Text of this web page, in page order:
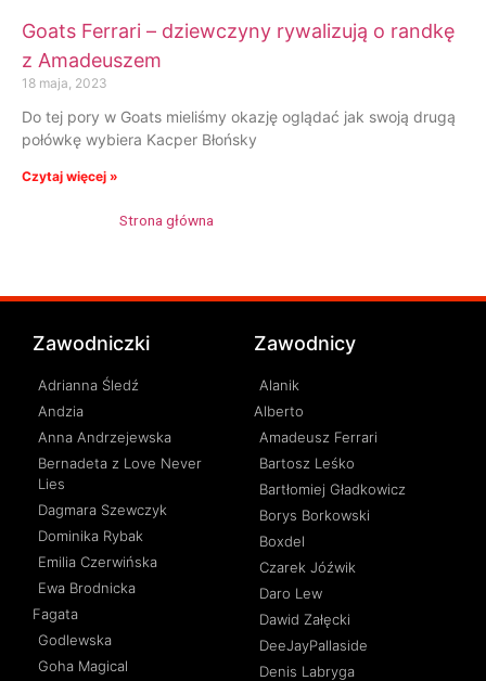
Goats Ferrari – dziewczyny rywalizują o randkę
z Amadeuszem
18 maja, 2023
Do tej pory w Goats mieliśmy okazję oglądać jak swoją drugą
połówkę wybiera Kacper Błońsky
Czytaj więcej »
Strona główna
Zawodniczki
Adrianna Śledź
Andzia
Anna Andrzejewska
Bernadeta z Love Never
Lies
Dagmara Szewczyk
Dominika Rybak
Emilia Czerwińska
Ewa Brodnicka
Fagata
Godlewska
Goha Magical
Zawodnicy
Alanik
Alberto
Amadeusz Ferrari
Bartosz Leśko
Bartłomiej Gładkowicz
Borys Borkowski
Boxdel
Czarek Jóźwik
Daro Lew
Dawid Załęcki
DeeJayPallaside
Denis Labryga